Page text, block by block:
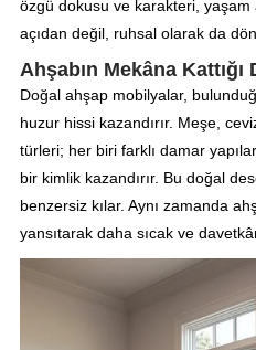
özgü dokusu ve karakteri, yaşam
açıdan değil, ruhsal olarak da
Ahşabın Mekâna Kattığı
Doğal ahşap mobilyalar,
huzur hissi kazandırır. Meşe,
türleri; her biri farklı damar
bir kimlik kazandırır. Bu doğal
benzersiz kılar. Aynı zamanda
yansıtarak daha sıcak ve